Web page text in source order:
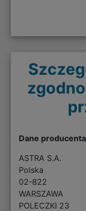
Dane producenta
ASTRA S.A.
Polska
02-822
WARSZAWA
POLECZKI 23